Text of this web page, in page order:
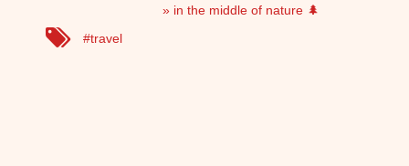
in the middle of nature 🌲
travel